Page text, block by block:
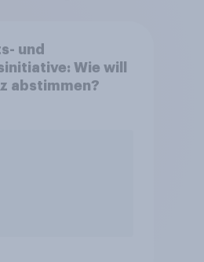
und
Wie will
abstimmen?